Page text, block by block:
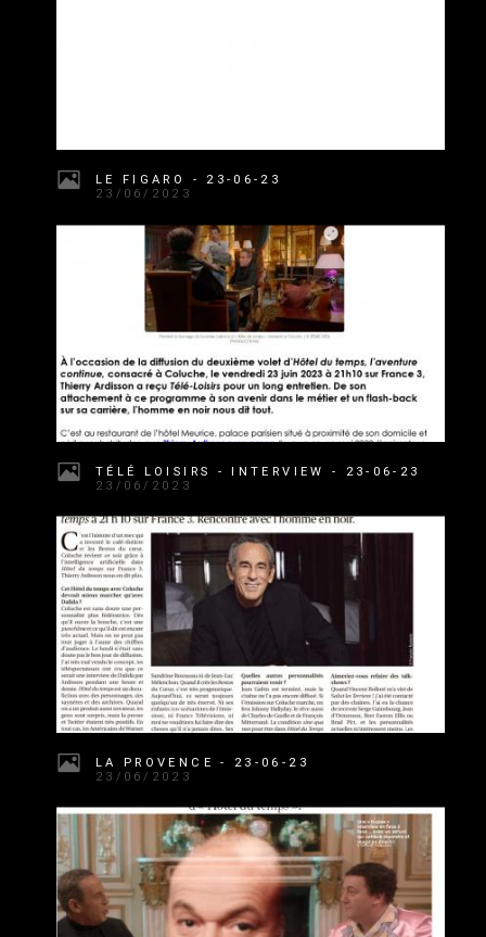
LE FIGARO - 23-06-23
23/06/2023
TÉLÉ LOISIRS - INTERVIEW - 23-06-23
23/06/2023
LA PROVENCE - 23-06-23
23/06/2023